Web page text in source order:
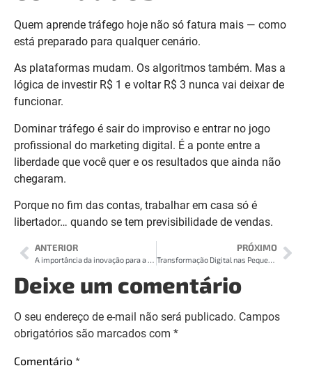
Quem aprende tráfego hoje não só fatura mais — como
está preparado para qualquer cenário.
As plataformas mudam. Os algoritmos também. Mas a
lógica de investir R$ 1 e voltar R$ 3 nunca vai deixar de
funcionar.
Dominar tráfego é sair do improviso e entrar no jogo
profissional do marketing digital. É a ponte entre a
liberdade que você quer e os resultados que ainda não
chegaram.
Porque no fim das contas, trabalhar em casa só é
libertador… quando se tem previsibilidade de vendas.
ANTERIOR PRÓXIMO
Transformação Digital nas Pequenas Empresas: Como Sair da Estagnação e Competir em Alto Nível
Deixe um comentário
O seu endereço de e-mail não será publicado. Campos
obrigatórios são marcados com *
Comentário *